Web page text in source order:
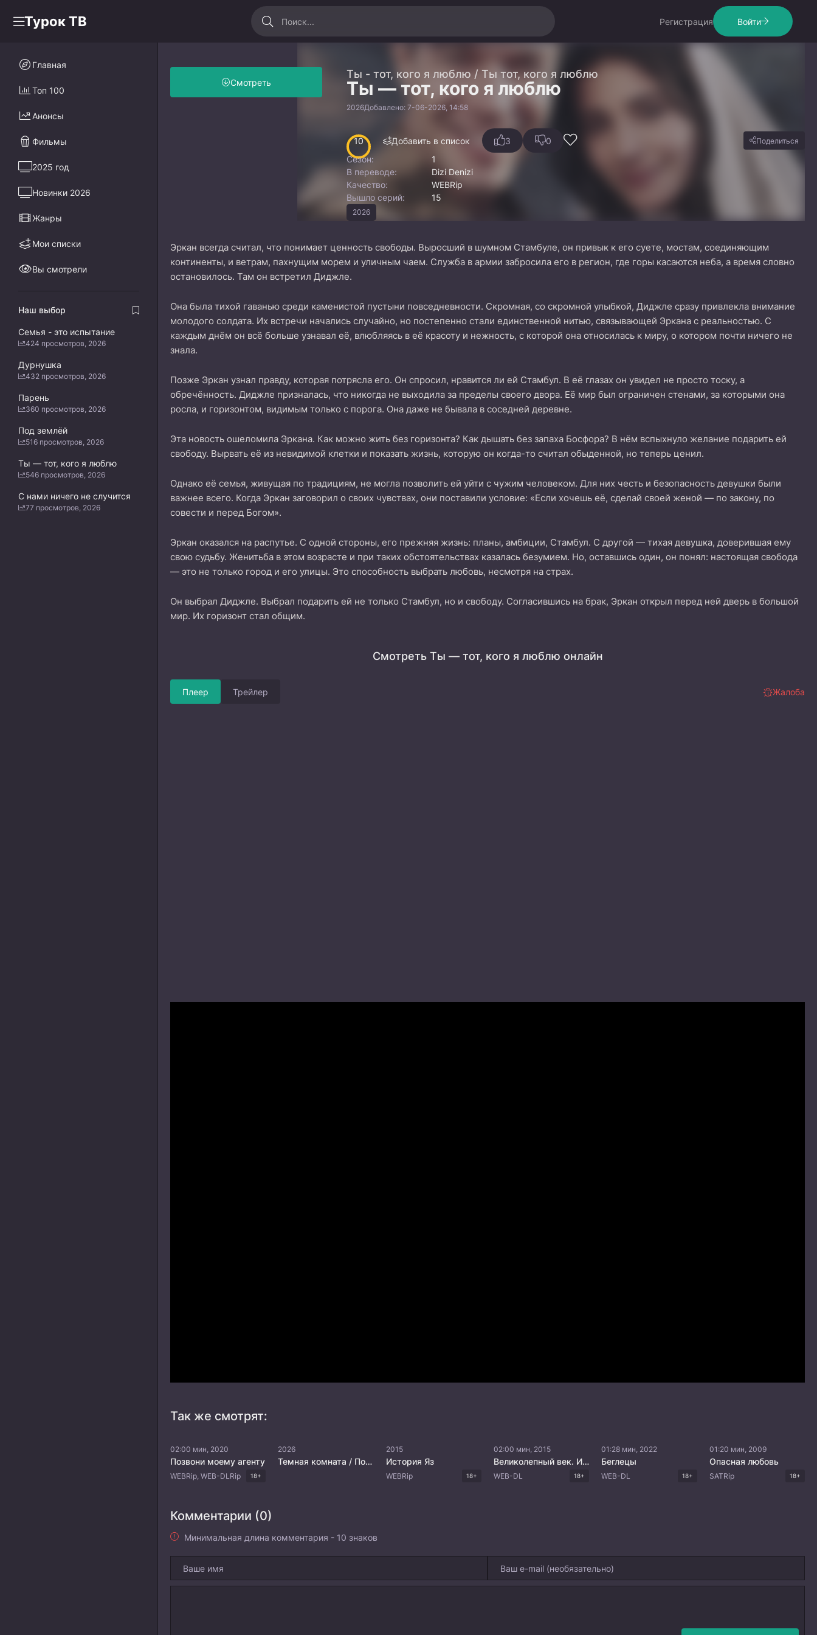
Турок ТВ Регистрация Войти
Ты - тот, кого я люблю / Ты тот, кого я люблю
Ты — тот, кого я люблю
2026Добавлено: 7-06-2026, 14:58
Смотреть
10 Добавить в список 3 0 Поделиться
Сезон:
1
В переводе:
Dizi Denizi
Качество:
WEBRip
Вышло серий:
15
2026
Эркан всегда считал, что понимает ценность свободы. Выросший в шумном Стамбуле, он привык к его суете, мостам, соединяющим
континенты, и ветрам, пахнущим морем и уличным чаем. Служба в армии забросила его в регион, где горы касаются неба, а время словно
остановилось. Там он встретил Диджле.
Она была тихой гаванью среди каменистой пустыни повседневности. Скромная, со скромной улыбкой, Диджле сразу привлекла внимание
молодого солдата. Их встречи начались случайно, но постепенно стали единственной нитью, связывающей Эркана с реальностью. С
каждым днём он всё больше узнавал её, влюбляясь в её красоту и нежность, с которой она относилась к миру, о котором почти ничего не
знала.
Позже Эркан узнал правду, которая потрясла его. Он спросил, нравится ли ей Стамбул. В её глазах он увидел не просто тоску, а
обречённость. Диджле призналась, что никогда не выходила за пределы своего двора. Её мир был ограничен стенами, за которыми она
росла, и горизонтом, видимым только с порога. Она даже не бывала в соседней деревне.
Эта новость ошеломила Эркана. Как можно жить без горизонта? Как дышать без запаха Босфора? В нём вспыхнуло желание подарить ей
свободу. Вырвать её из невидимой клетки и показать жизнь, которую он когда-то считал обыденной, но теперь ценил.
Однако её семья, живущая по традициям, не могла позволить ей уйти с чужим человеком. Для них честь и безопасность девушки были
важнее всего. Когда Эркан заговорил о своих чувствах, они поставили условие: «Если хочешь её, сделай своей женой — по закону, по
совести и перед Богом».
Эркан оказался на распутье. С одной стороны, его прежняя жизнь: планы, амбиции, Стамбул. С другой — тихая девушка, доверившая ему
свою судьбу. Женитьба в этом возрасте и при таких обстоятельствах казалась безумием. Но, оставшись один, он понял: настоящая свобода
— это не только город и его улицы. Это способность выбрать любовь, несмотря на страх.
Он выбрал Диджле. Выбрал подарить ей не только Стамбул, но и свободу. Согласившись на брак, Эркан открыл перед ней дверь в большой
мир. Их горизонт стал общим.
Смотреть Ты — тот, кого я люблю онлайн
Плеер Трейлер Жалоба
Так же смотрят:
02:00 мин, 2020
Позвони моему агенту
WEBRip, WEB-DLRip 18+
2026
Темная комната / Последний кадр
2015
История Яз
WEBRip 18+
02:00 мин, 2015
Великолепный век. Империя Кёсем
WEB-DL 18+
01:28 мин, 2022
Беглецы
WEB-DL 18+
01:20 мин, 2009
Опасная любовь
SATRip 18+
Комментарии (0)
Минимальная длина комментария - 10 знаков
Главная
Топ 100
Анонсы
Фильмы
2025 год
Новинки 2026
Жанры
Мои списки
Вы смотрели
Наш выбор
Семья - это испытание
424 просмотров, 2026
Дурнушка
432 просмотров, 2026
Парень
360 просмотров, 2026
Под землёй
516 просмотров, 2026
Ты — тот, кого я люблю
546 просмотров, 2026
С нами ничего не случится
77 просмотров, 2026